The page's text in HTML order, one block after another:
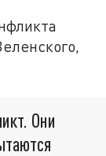
Они